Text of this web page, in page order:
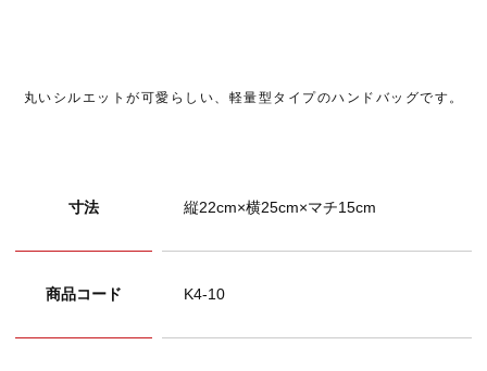
丸いシルエットが可愛らしい、軽量型タイプのハンドバッグです。
寸法 縦22cm×横25cm×マチ15cm
商品コード K4-10